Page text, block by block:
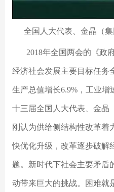
全国人大代表、金晶（
2018年全国两会的《政府
经济社会发展主要目标任务
生产总值增长6.9%，工业增
十三届全国人大代表、金晶
刚认为供给侧结构性改革着
快优化升级，改革逐步破解
题。新时代下社会主要矛盾
动带来巨大的挑战。困难就